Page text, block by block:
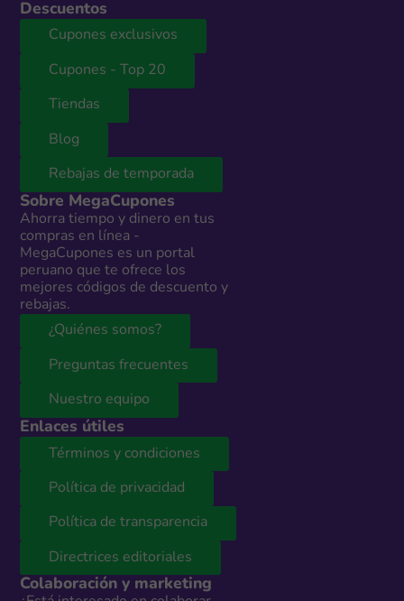
Descuentos
Cupones exclusivos
Cupones - Top 20
Tiendas
Blog
Rebajas de temporada
Sobre MegaCupones
Ahorra tiempo y dinero en tus
compras en línea -
MegaCupones es un portal
peruano que te ofrece los
mejores códigos de descuento y
rebajas.
¿Quiénes somos?
Preguntas frecuentes
Nuestro equipo
Enlaces útiles
Términos y condiciones
Política de privacidad
Política de transparencia
Directrices editoriales
Colaboración y marketing